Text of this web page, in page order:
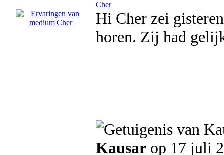
Cher
Hi Cher zei
horen. Zij had
Kausar op 17 juli